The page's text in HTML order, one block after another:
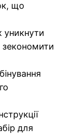
що
уникнути
зекономити
для